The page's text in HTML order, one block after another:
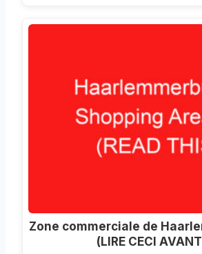
Zone commerciale de
(LIRE CECI